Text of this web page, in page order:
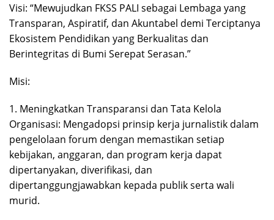
Visi: “Mewujudkan FKSS PALI sebagai Lembaga yang
Transparan, Aspiratif, dan Akuntabel demi Terciptanya
Ekosistem Pendidikan yang Berkualitas dan
Berintegritas di Bumi Serepat Serasan.”
Misi:
1. Meningkatkan Transparansi dan Tata Kelola
Organisasi: Mengadopsi prinsip kerja jurnalistik dalam
pengelolaan forum dengan memastikan setiap
kebijakan, anggaran, dan program kerja dapat
dipertanyakan, diverifikasi, dan
dipertanggungjawabkan kepada publik serta wali
murid.